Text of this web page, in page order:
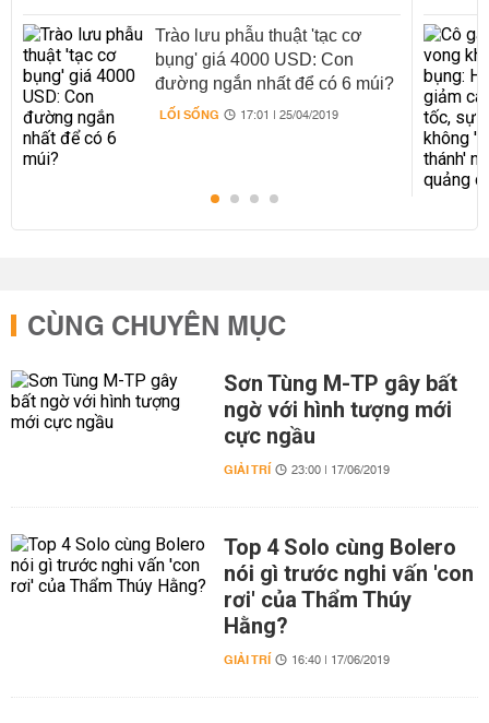
Trào lưu phẫu thuật 'tạc cơ
bụng' giá 4000 USD: Con
đường ngắn nhất để có 6 múi?
LỐI SỐNG 17:01 | 25/04/2019
CÙNG CHUYÊN MỤC
Sơn Tùng M-TP gây bất
ngờ với hình tượng mới
cực ngầu
GIẢI TRÍ 23:00 | 17/06/2019
Top 4 Solo cùng Bolero
nói gì trước nghi vấn 'con
rơi' của Thẩm Thúy
Hằng?
GIẢI TRÍ 16:40 | 17/06/2019